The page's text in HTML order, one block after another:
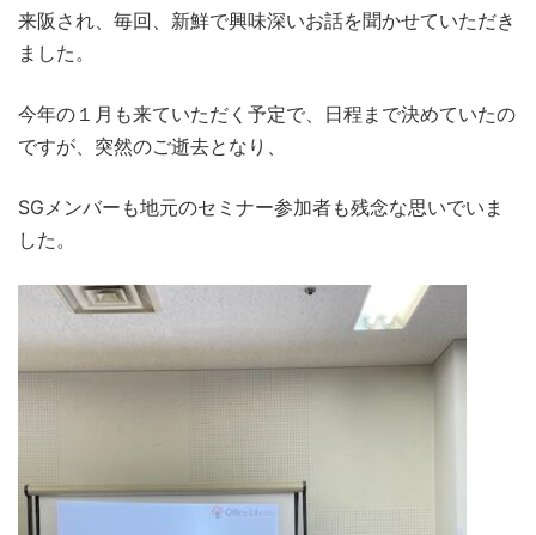
来阪され、毎回、新鮮で興味深いお話を聞かせていただき
ました。
今年の１月も来ていただく予定で、日程まで決めていたの
ですが、突然のご逝去となり、
SGメンバーも地元のセミナー参加者も残念な思いでいま
した。